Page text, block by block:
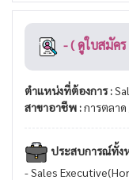
- ( ดูใบสมัคร
ตำแหน่งที่ต้องการ :
สาขาอาชีพ :การตลา
ประสบการณ์ทั้ง
- Sales